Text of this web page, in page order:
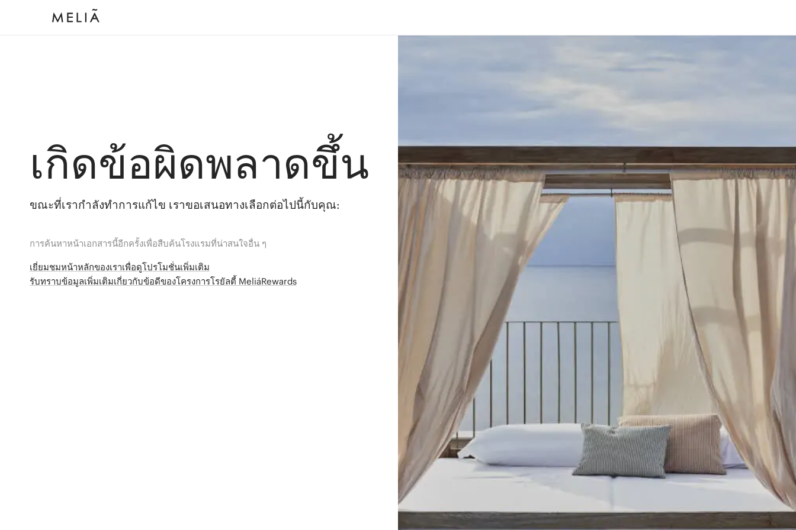
เกิดข้อผิดพลาดขึ้น
ขณะที่เรากำลังทำการแก้ไข เราขอเสนอทางเลือกต่อไปนี้กับคุณ:
การค้นหาหน้าเอกสารนี้อีกครั้งเพื่อสืบค้นโรงแรมที่น่าสนใจอื่น ๆ
เยี่ยมชมหน้าหลักของเราเพื่อดูโปรโมชั่นเพิ่มเติม
รับทราบข้อมูลเพิ่มเติมเกี่ยวกับข้อดีของโครงการโรยัลตี้ MeliáRewards